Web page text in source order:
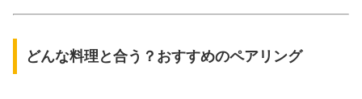
どんな料理と合う？おすすめのペアリング